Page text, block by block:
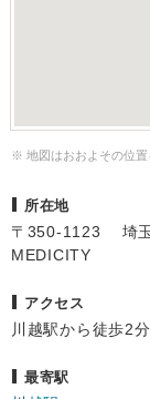
※ 地図はおおよその位置
所在地
〒350-1123 埼玉
MEDICITY
アクセス
川越駅から徒歩2
最寄駅